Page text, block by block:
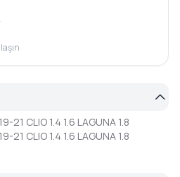
21 CLIO 1.4 1.6 LAGUNA 1.8
21 CLIO 1.4 1.6 LAGUNA 1.8